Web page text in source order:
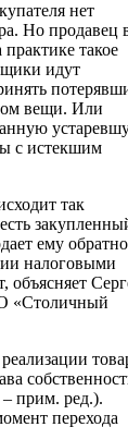
нет
Но продавец
такое
идут
вещи. Или
с истекшим
так
ему
налоговыми
объясняет
«Столичный
прим. ред.).
перехода